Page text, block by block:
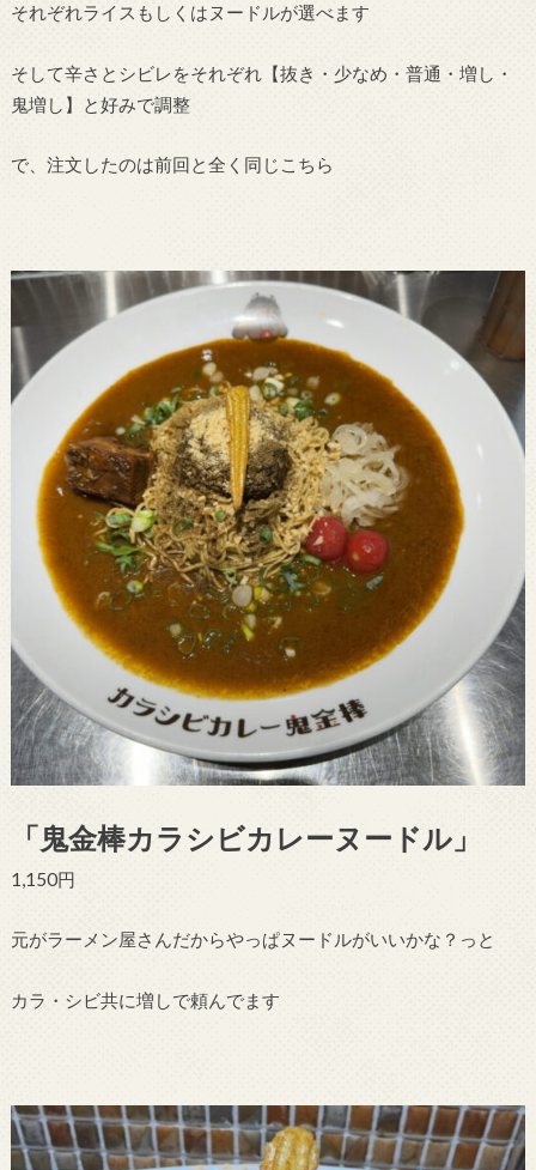
それぞれライスもしくはヌードルが選べます
そして辛さとシビレをそれぞれ【抜き・少なめ・普通・増し・
鬼増し】と好みで調整
で、注文したのは前回と全く同じこちら
「鬼金棒カラシビカレーヌードル」
1,150円
元がラーメン屋さんだからやっぱヌードルがいいかな？っと
カラ・シビ共に増しで頼んでます